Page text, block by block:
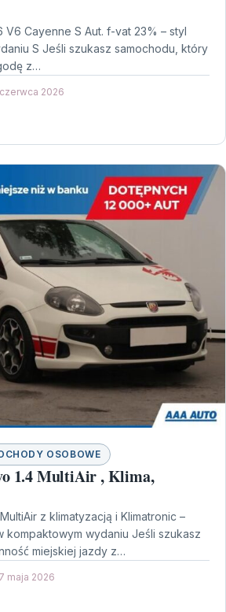
V6 Cayenne S Aut. f-vat 23% – styl
S Jeśli szukasz samochodu, który
z…
czerwca 2026
OSOBOWE
1.4 MultiAir , Klima,
z klimatyzacją i Klimatronic –
kompaktowym wydaniu Jeśli szukasz
miejskiej jazdy z…
maja 2026